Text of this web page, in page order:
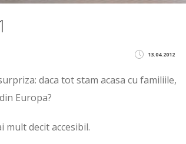
13.04.2012
daca tot stam acasa cu familiile,
Europa?
mult decit accesibil.